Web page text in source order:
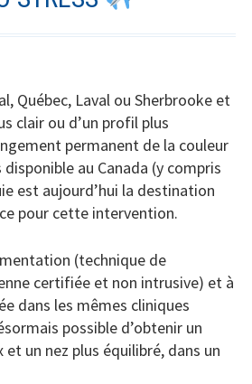
Québec, Laval ou Sherbrooke et
clair ou d’un profil plus
permanent de la couleur
disponible au Canada (y compris
est aujourd’hui la destination
pour cette intervention.
(technique de
certifiée et non intrusive) et à
dans les mêmes cliniques
possible d’obtenir un
un nez plus équilibré, dans un